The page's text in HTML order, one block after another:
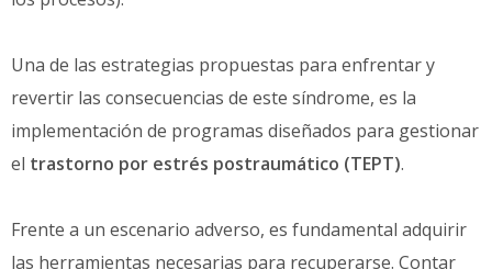
Una de las estrategias propuestas para enfrentar y
revertir las consecuencias de este síndrome, es la
implementación de programas diseñados para gestionar
el trastorno por estrés postraumático (TEPT).
Frente a un escenario adverso, es fundamental adquirir
las herramientas necesarias para recuperarse. Contar